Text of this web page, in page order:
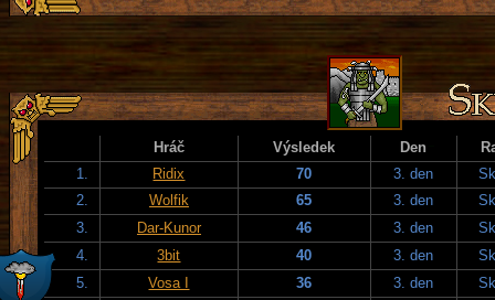
Hráč Výsledek Den
1.
Ridix 70 3. den
2.
Wolfik 65 3. den
3.
Dar-Kunor 46 3. den
4.
3bit 40 3. den
5.
Vosa I 36 3. den